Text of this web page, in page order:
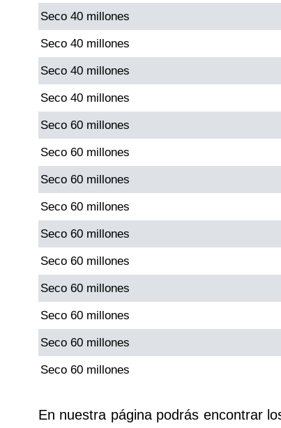
Seco 40 millones
Seco 40 millones
Seco 40 millones
Seco 40 millones
Seco 60 millones
Seco 60 millones
Seco 60 millones
Seco 60 millones
Seco 60 millones
Seco 60 millones
Seco 60 millones
Seco 60 millones
Seco 60 millones
Seco 60 millones
En nuestra página podrás encontrar